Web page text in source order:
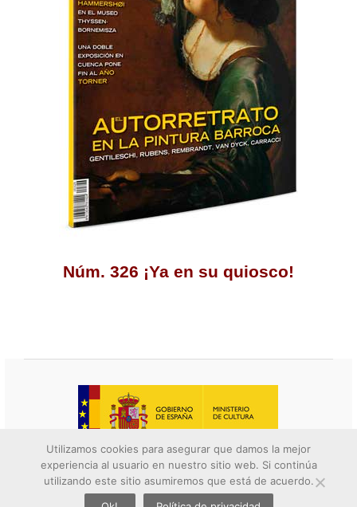
Núm. 326 ¡Ya en su quiosco!
© 2026 Descubrir el arte. All rights reserved.
Aviso legal||Política de privacidad||Política de
Utilizamos cookies para asegurar que damos la mejor
experiencia al usuario en nuestro sitio web. Si continúa
utilizando este sitio asumiremos que está de acuerdo.